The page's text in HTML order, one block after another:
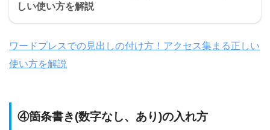
しい使い方を解説
ワードプレスでの見出しの付け方！アクセス集まる正しい
使い方を解説
④箇条書き(数字なし、あり)の入れ方